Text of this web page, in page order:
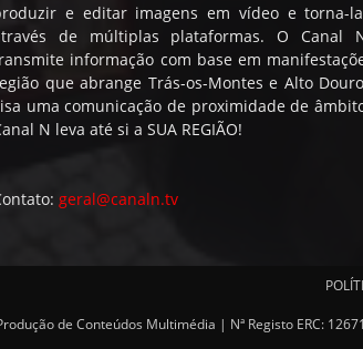
e editar imagens em vídeo e torna-
de múltiplas plataformas. O Canal
informação com base em
que abrange Trás-os-Montes e Alto
uma comunicação de proximidade de
N leva até si a SUA REGIÃO!
geral@canaln.tv
de Conteúdos Multimédia | Nª Registo ERC: